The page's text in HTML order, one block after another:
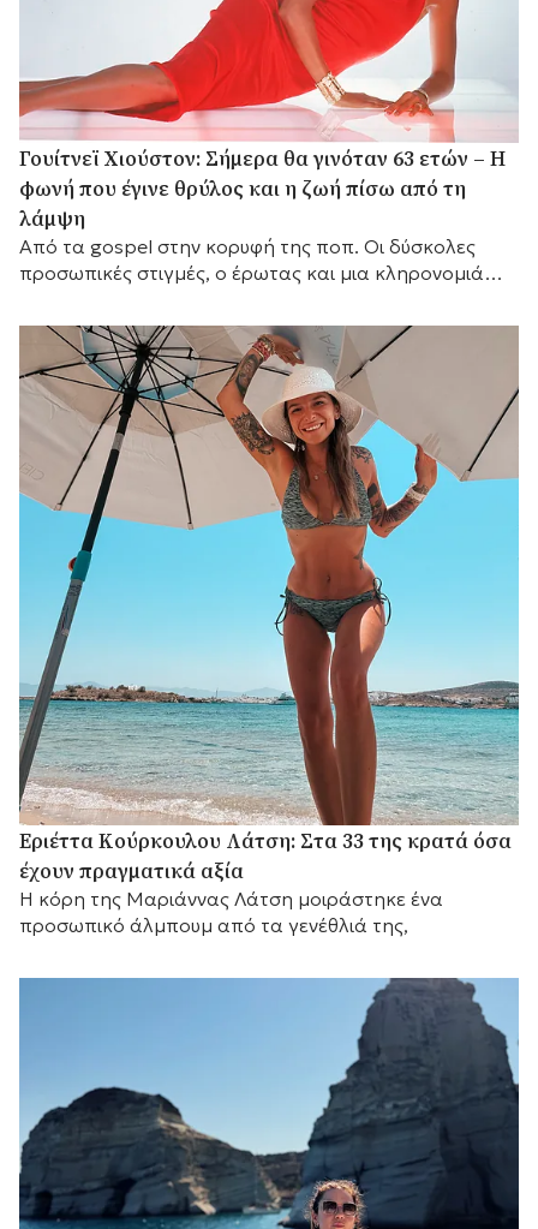
Γουίτνεϊ Χιούστον: Σήμερα θα γινόταν 63 ετών – Η
φωνή που έγινε θρύλος και η ζωή πίσω από τη
λάμψη
Από τα gospel στην κορυφή της ποπ. Οι δύσκολες
προσωπικές στιγμές, ο έρωτας και μια κληρονομιά
Εριέττα Κούρκουλου Λάτση: Στα 33 της κρατά όσα
έχουν πραγματικά αξία
Η κόρη της Μαριάννας Λάτση μοιράστηκε ένα
προσωπικό άλμπουμ από τα γενέθλιά της,